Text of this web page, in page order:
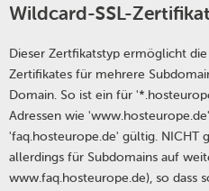
Wildcard-SSL-
Dieser Zertfikatstyp ermöglicht
Zertifikates für mehrere
Domain. So ist ein für
Adressen wie
'faq.hosteurope.de' gültig. NICHT
allerdings für Subdomains auf
www.faq.hosteurope.de), so dass